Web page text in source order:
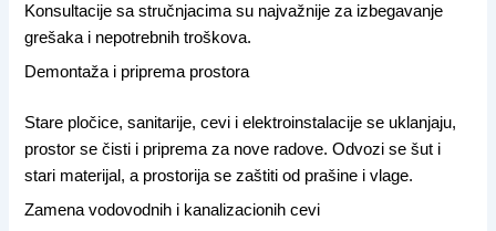
Konsultacije sa stručnjacima su najvažnije za izbegavanje
grešaka i nepotrebnih troškova.
Demontaža i priprema prostora
Stare pločice, sanitarije, cevi i elektroinstalacije se uklanjaju,
prostor se čisti i priprema za nove radove. Odvozi se šut i
stari materijal, a prostorija se zaštiti od prašine i vlage.
Zamena vodovodnih i kanalizacionih cevi